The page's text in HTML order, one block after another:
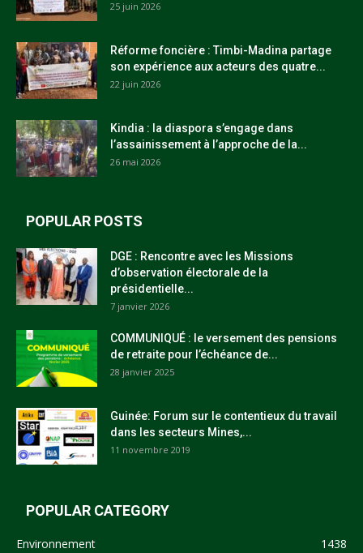
25 juin 2026
Réforme foncière : Timbi-Madina partage
son expérience aux acteurs des quatre...
22 juin 2026
Kindia : la diaspora s’engage dans
l’assainissement à l’approche de la...
26 mai 2026
POPULAR POSTS
DGE : Rencontre avec les Missions
d’observation électorale de la
présidentielle...
7 janvier 2026
COMMUNIQUÉ : le versement des pensions
de retraite pour l’échéance de...
28 janvier 2025
Guinée: Forum sur le contentieux du travail
dans les secteurs Mines,...
11 novembre 2019
POPULAR CATEGORY
Environnement
1438